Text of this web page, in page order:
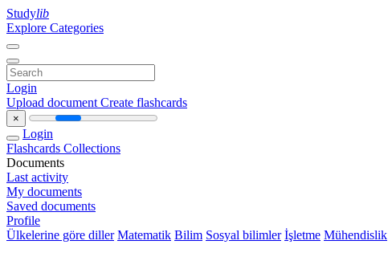
Studylib
Explore Categories
Login
Upload document Create flashcards
×
Login
Flashcards Collections
Documents
Last activity
My documents
Saved documents
Profile
Ülkelerine göre diller Matematik Bilim Sosyal bilimler İşletme Mühendislik